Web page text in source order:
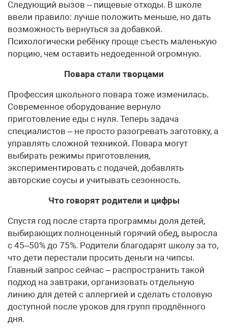
Следующий вызов – пищевые отходы. В школе
ввели правило: лучше положить меньше, но дать
возможность вернуться за добавкой.
Психологически ребёнку проще съесть маленькую
порцию, чем оставить недоеденной огромную.
Повара стали творцами
Профессия школьного повара тоже изменилась.
Современное оборудование вернуло
приготовление еды с нуля. Теперь задача
специалистов – не просто разогревать заготовку, а
управлять сложной техникой. Повара могут
выбирать режимы приготовления,
экспериментировать с подачей, добавлять
авторские соусы и учитывать сезонность.
Что говорят родители и цифры
Спустя год после старта программы доля детей,
выбирающих полноценный горячий обед, выросла
с 45–50% до 75%. Родители благодарят школу за то,
что дети перестали просить деньги на чипсы.
Главный запрос сейчас – распространить такой
подход на завтраки, организовать отдельную
линию для детей с аллергией и сделать столовую
доступной после уроков для групп продлённого
дня.